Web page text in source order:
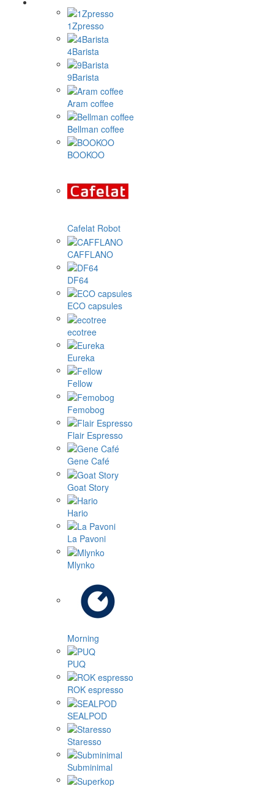
1Zpresso
4Barista
9Barista
Aram coffee
Bellman coffee
BOOKOO
Cafelat Robot
CAFFLANO
DF64
ECO capsules
ecotree
Eureka
Fellow
Femobog
Flair Espresso
Gene Café
Goat Story
Hario
La Pavoni
Mlynko
Morning
PUQ
ROK espresso
SEALPOD
Staresso
Subminimal